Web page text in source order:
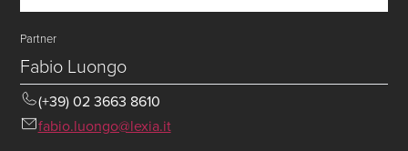
Partner
Fabio Luongo
(+39) 02 3663 8610
fabio.luongo@lexia.it